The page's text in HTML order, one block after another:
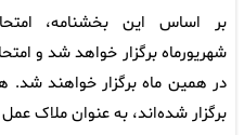
بر اساس این بخشنامه،
شهریورماه برگزار خواهد شد و
در همین ماه برگزار خواهند شد.
برگزار شده‌اند، به عنوان ملاک